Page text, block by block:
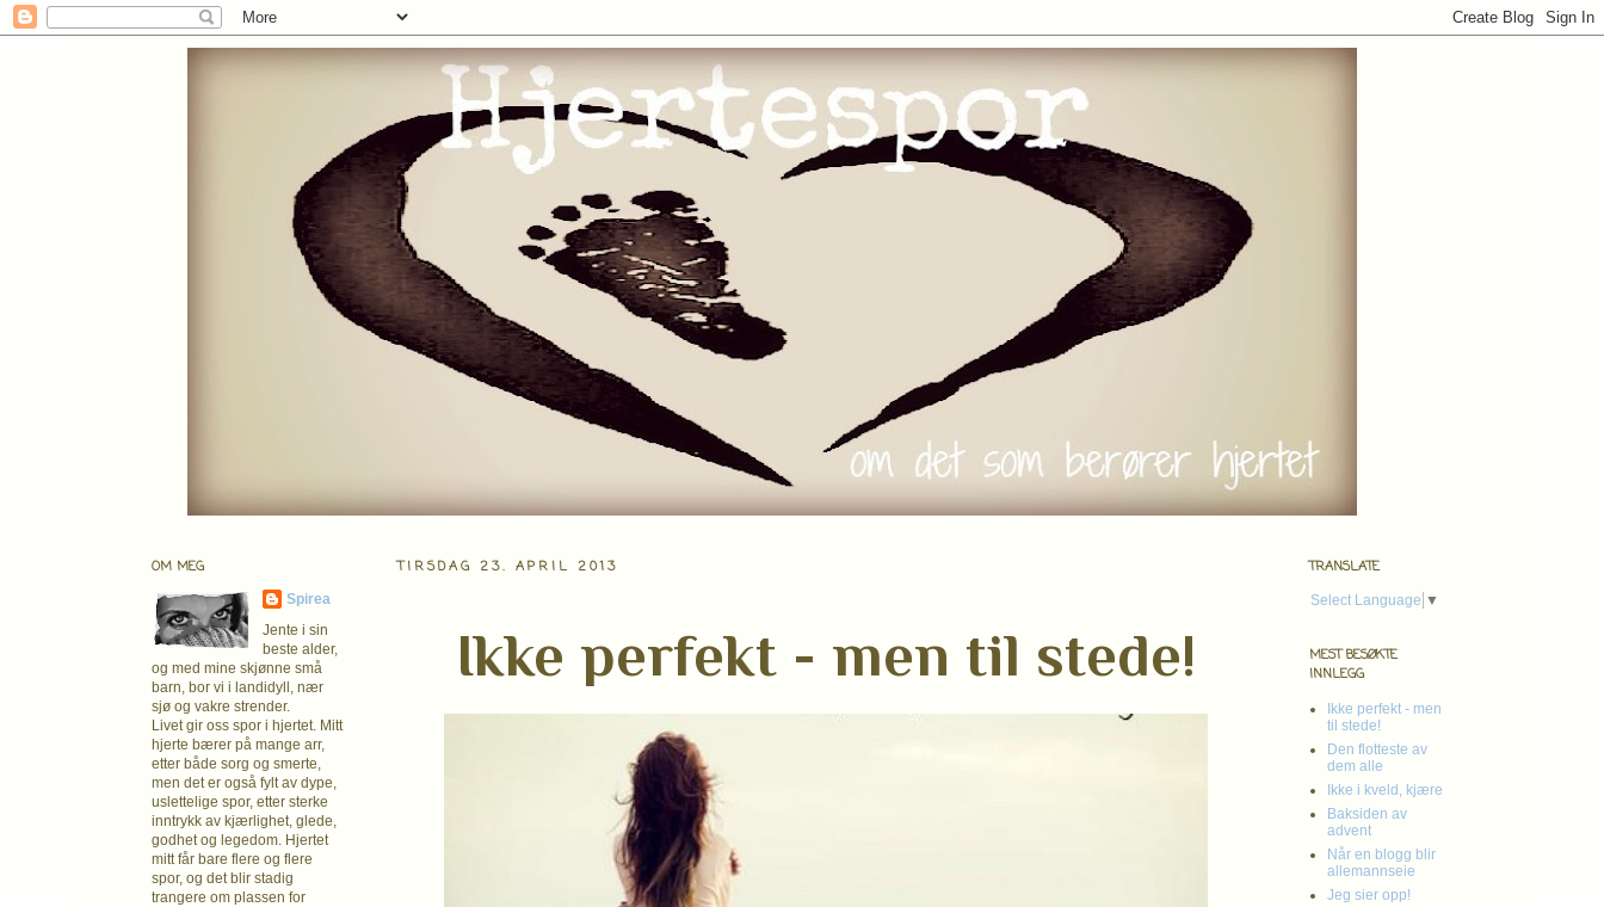
TIRSDAG 23. APRIL 2013
Ikke perfekt - men til stede!
OM MEG
Spirea
Jente i sin
beste alder,
og med mine skjønne små
barn, bor vi i landidyll, nær
sjø og vakre strender.
Livet gir oss spor i hjertet. Mitt
hjerte bærer på mange arr,
etter både sorg og smerte,
men det er også fylt av dype,
uslettelige spor, etter sterke
inntrykk av kjærlighet, glede,
godhet og legedom. Hjertet
mitt får bare flere og flere
spor, og det blir stadig
trangere om plassen for
TRANSLATE
Select Language ▼
MEST BESØKTE
INNLEGG
Ikke perfekt - men
til stede!
Den flotteste av
dem alle
Ikke i kveld, kjære
Baksiden av
advent
Når en blogg blir
allemannseie
Jeg sier opp!